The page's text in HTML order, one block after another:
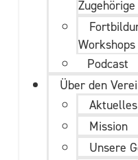
Zugehörige
Workshops
Podcast
Über den
Aktuelles
Mission
Unsere